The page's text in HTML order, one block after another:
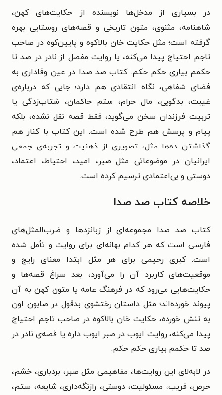
در بسیاری از مدخل‌ها نویسنده از حکایت‌های کهن،
شاهنامه، مثنوی، متون تاریخی و قصه‌های روستایی بهره
گرفته است؛ مثل حکایت خان بالاکوه و پایین‌کوه در صاحب
تاجم احتیاج پیدا می‌کنه، یا روایت مفصل از نادر در صد تا
حکمم بیاری حکم حکم. کتاب صد صدا در عین وفاداری به
فضای شفاهی، نگاه انتقادی هم دارد؛ جایی که درباره‌ی
غیبت، بدگویی، مال حرام، ستم حاکمان، شتاب‌زدگی یا
تربیت فرزندان سخن می‌گوید، فقط قصه نقل نشده، بلکه
پیام و پرسش هم طرح شده است. این کتاب با کنار هم
گذاشتن ده‌ها مثل، تصویری از ذهنیت و تجربه‌ی جمعی
ایرانیان در موضوعاتی مثل صبر، امید، احتیاط، اعتماد،
دوستی و بی‌اعتمادی ترسیم کرده است.
خلاصه کتاب صد صدا
کتاب صد صدا مجموعه‌ای از زبانزدها و ضرب‌المثل‌های
فارسی است که هر کدام بهانه‌ای برای روایت و تأمل شده
است. کبری رحیمی برای هر مثل ابتدا معنای رایج و
موقعیت‌های کاربرد آن را می‌آورد، بعد سراغ قصه‌ها و
حکایت‌هایی می‌رود که در فرهنگ عامه یا متون کهن به آن
پیوند خورده‌اند؛ مثل داستان رختشوی بدقول در صابون اون
به تنش خورده، حکایت خان بالاکوه در صاحب تاجم احتیاج
پیدا می‌کنه، روایت ایوب در صبر ایوب داره یا قصه‌ی نادر در
صد تا حکمم بیاری حکم حکم.
در لابه‌لای این روایت‌ها، مفاهیمی مثل صبر، بردباری، خشم،
حرص، فریب، مسئولیت، دوستی، رازنگه‌داری، شایعه، ستم،